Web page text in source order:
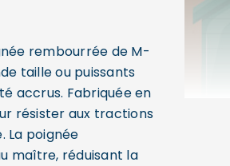
rembourrée de M-
taille ou puissants
accrus. Fabriquée en
résister aux tractions
La poignée
maître, réduisant la